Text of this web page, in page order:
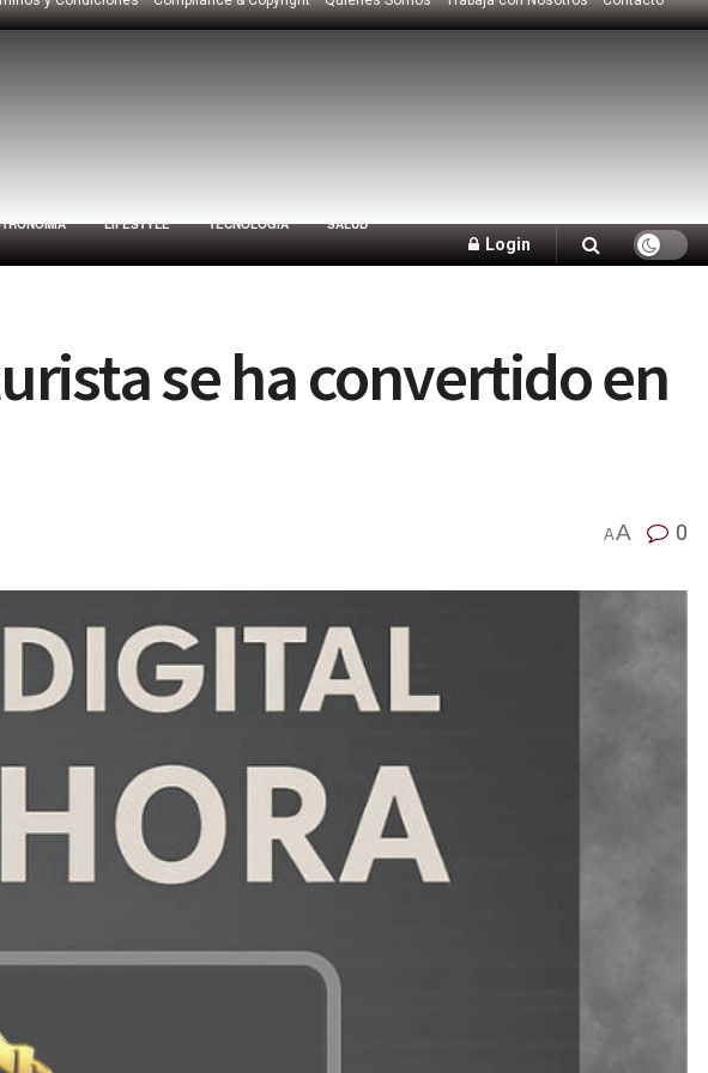
LIFESTYLE TECNOLOGÍA SALUD
Login
se ha convertido en
AA 0